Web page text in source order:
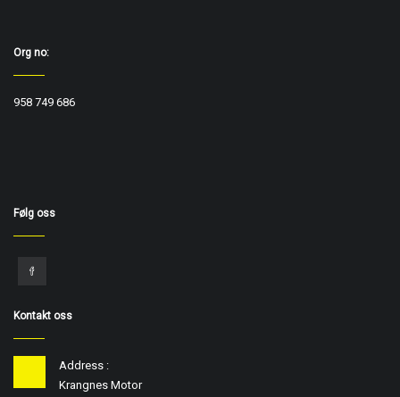
Org no:
958 749 686
Følg oss
Kontakt oss
Address :
Krangnes Motor